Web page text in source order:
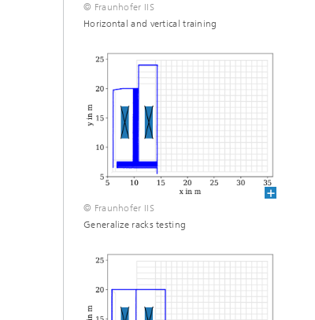
© Fraunhofer IIS
Horizontal and vertical training
© Fraunhofer IIS
Generalize racks testing